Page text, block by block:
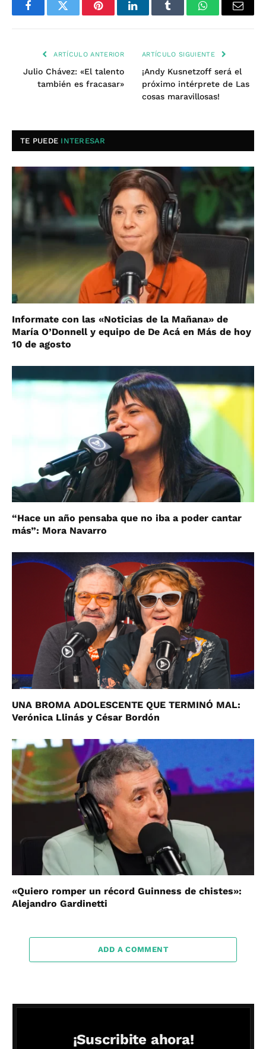
FacebookTwitter PinterestLinkedInTumblr WhatsAppEmail
ARTÍCULO ANTERIOR
Julio Chávez: «El talento
también es fracasar»
ARTÍCULO SIGUIENTE
¡Andy Kusnetzoff será el
próximo intérprete de Las
cosas maravillosas!
TE PUEDE INTERESAR
Informate con las «Noticias de la Mañana» de
María O’Donnell y equipo de De Acá en Más de hoy
10 de agosto
“Hace un año pensaba que no iba a poder cantar
más”: Mora Navarro
UNA BROMA ADOLESCENTE QUE TERMINÓ MAL:
Verónica Llinás y César Bordón
«Quiero romper un récord Guinness de chistes»:
Alejandro Gardinetti
ADD A COMMENT
¡Suscribite ahora!